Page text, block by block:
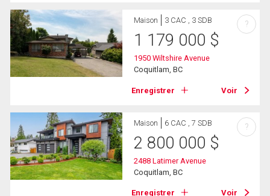
Maison 3 CAC , 3 SDB
1 179 000 $
1950 Wiltshire Avenue
Coquitlam, BC
Enregistrer Voir
?
Maison 6 CAC , 7 SDB
2 800 000 $
2488 Latimer Avenue
Coquitlam, BC
Enregistrer Voir
?